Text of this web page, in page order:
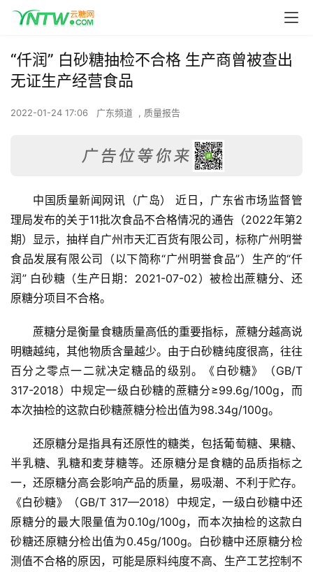
“仟润” 白砂糖抽检不合格 生产商曾被查出
无证生产经营食品
2022-01-24 17:06 广东频道 , 质量报告
中国质量新闻网讯（广岛） 近日，广东省市场监督管
理局发布的关于11批次食品不合格情况的通告（2022年第2
期）显示，抽样自广州市天汇百货有限公司，标称广州明誉
食品发展有限公司（以下简称“广州明誉食品”）生产的“仟
润” 白砂糖（生产日期：2021-07-02）被检出蔗糖分、还
原糖分项目不合格。
蔗糖分是衡量食糖质量高低的重要指标，蔗糖分越高说
明糖越纯，其他物质含量越少。由于白砂糖纯度很高，往往
百分之零点一二就决定糖品的级别。《白砂糖》（GB/T
317-2018）中规定一级白砂糖的蔗糖分≥99.6g/100g，而
本次抽检的这款白砂糖蔗糖分检出值为98.34g/100g。
还原糖分是指具有还原性的糖类，包括葡萄糖、果糖、
半乳糖、乳糖和麦芽糖等。还原糖分是食糖的品质指标之
一，还原糖分高会影响产品的质量，易吸潮、不利于贮存。
《白砂糖》（GB/T 317—2018）中规定，一级白砂糖中还
原糖分的最大限量值为0.10g/100g，而本次抽检的这款白
砂糖还原糖分检出值为0.45g/100g。白砂糖中还原糖分检
测值不合格的原因，可能是原料纯度不高、生产工艺控制不